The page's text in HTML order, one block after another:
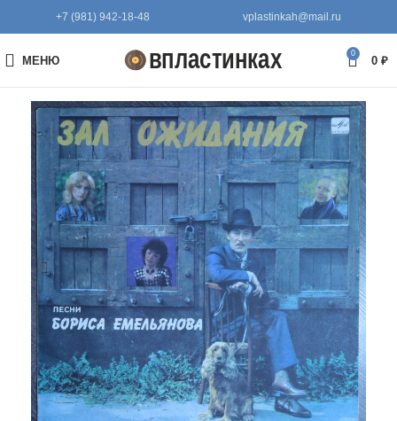
+7 (981) 942-18-48 vplastinkah@mail.ru
МЕНЮ
0
0 ₽